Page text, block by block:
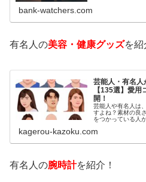
bank-watchers.com
有名人の美容・健康グッズを紹
芸能人・有名
【135選】愛
開！
芸能人や有名人は
すよね？素材の良
をつかっている人
いるのでしょうか
kagerou-kazoku.com
有名人の腕時計を紹介！